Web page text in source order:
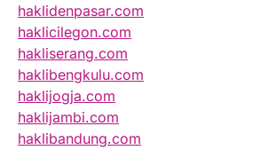
haklidenpasar.com
haklicilegon.com
hakliserang.com
haklibengkulu.com
haklijogja.com
haklijambi.com
haklibandung.com